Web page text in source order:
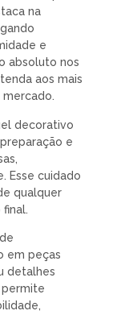
na
e
absoluto nos
aos mais
decorativo
e
Esse cuidado
qualquer
em peças
detalhes
permite